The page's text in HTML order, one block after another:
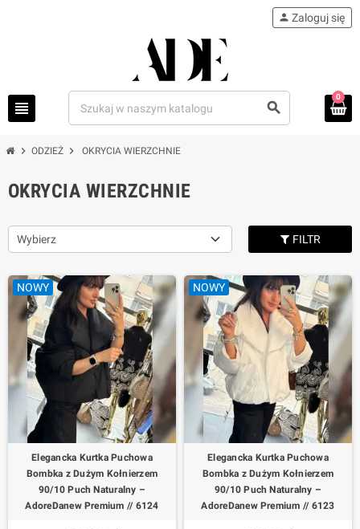
view_headline search
person Zaloguj się
0
chevron_right ODZIEŻ chevron_right OKRYCIA WIERZCHNIE
OKRYCIA WIERZCHNIE
Wybierz FILTR
NOWY
Elegancka Kurtka Puchowa
Bombka z Dużym Kołnierzem
90/10 Puch Naturalny –
AdoreDanew Premium // 6124
NOWY
Elegancka Kurtka Puchowa
Bombka z Dużym Kołnierzem
90/10 Puch Naturalny –
AdoreDanew Premium // 6123